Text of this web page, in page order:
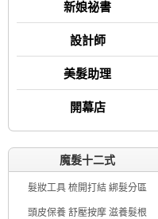
新娘祕書
設計師
美髮助理
開幕店
魔髮十二式
髮妝工具 梳開打結 綁髮分區
頭皮保養 舒壓按摩 滋養髮根